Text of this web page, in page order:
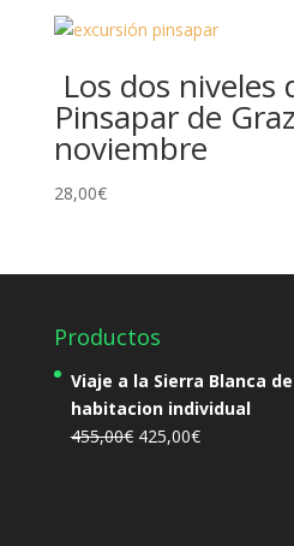
Los dos niveles
Pinsapar de
noviembre
28,00€
Productos
Viaje a la Sierra Blanca
habitacion individual
455,00€ El
425,00€El